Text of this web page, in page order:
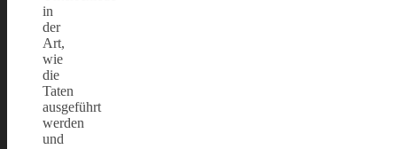
in
der
Art,
wie
die
Taten
ausgeführt
werden
und